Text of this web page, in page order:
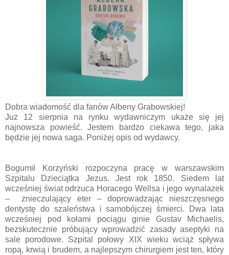
Dobra wiadomość dla fanów Ałbeny Grabowskiej!
Już 12 sierpnia na rynku wydawniczym ukaże się jej
najnowsza powieść. Jestem bardzo ciekawa tego, jaka
będzie jej nowa saga. Poniżej opis od wydawcy.
Bogumił Korzyński rozpoczyna pracę w warszawskim
Szpitalu Dzieciątka Jezus. Jest rok 1850. Siedem lat
wcześniej świat odrzuca Horacego Wellsa i jego wynalazek
– znieczulający eter – doprowadzając nieszczęsnego
dentystę do szaleństwa i samobójczej śmierci. Dwa lata
wcześniej pod kołami pociągu ginie Gustav Michaelis,
bezskutecznie próbujący wprowadzić zasady aseptyki na
sale porodowe. Szpital połowy XIX wieku wciąż spływa
ropą, krwią i brudem, a najlepszym chirurgiem jest ten, który